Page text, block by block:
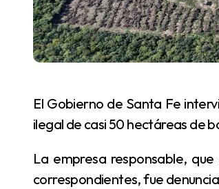
El Gobierno de Santa Fe intervino en el departamento 9 de Julio para detener la deforestación
ilegal de casi 50 hectáreas de
La empresa responsable, que además había iniciado obras sin las autorizaciones ambientales
correspondientes, fue